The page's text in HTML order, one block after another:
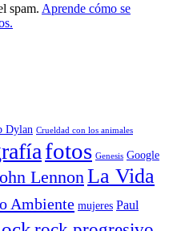
spam. Aprende cómo se
Dylan Crueldad con los animales
fotos Genesis Google
LennonLa Vida
Ambiente mujeres Paul